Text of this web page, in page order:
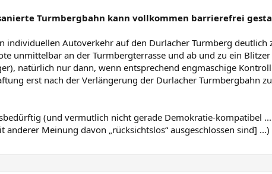
Turmbergbahn kann vollkommen barrierefrei
individuellen Autoverkehr auf den Durlacher Turmberg deutlich
unmittelbar an der Turmbergterrasse und ab und zu ein
natürlich nur dann, wenn entsprechend engmaschige
erst nach der Verlängerung der Durlacher Turmbergbahn
(und vermutlich nicht gerade Demokratie-kompatibel
Meinung davon „rücksichtslos“ ausgeschlossen sind] ...)